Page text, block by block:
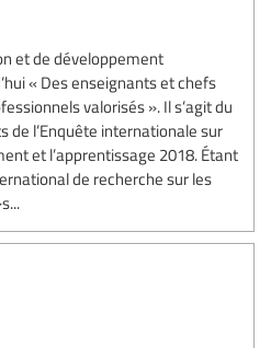
et de développement
« Des enseignants et chefs
valorisés ». Il s’agit du
de l’Enquête internationale sur
et l’apprentissage 2018. Étant
de recherche sur les